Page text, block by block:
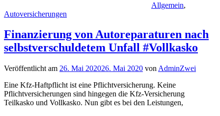
Allgemein,
Autoversicherungen
Finanzierung von Autoreparaturen nach
selbstverschuldetem Unfall #Vollkasko
Veröffentlicht am 26. Mai 202026. Mai 2020 von AdminZwei
Eine Kfz-Haftpflicht ist eine Pflichtversicherung. Keine
Pflichtversicherungen sind hingegen die Kfz-Versicherung
Teilkasko und Vollkasko. Nun gibt es bei den Leistungen,